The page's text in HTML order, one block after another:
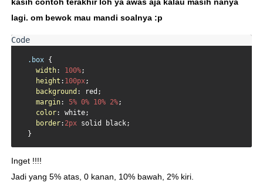
kasih contoh terakhir loh ya awas aja kalau masih nanya
lagi. om bewok mau mandi soalnya :p
.box {
width: 100%;
height : 100px;
background : red;
margin: 5% 0% 10% 2%;
color: white;
border: 2px solid black;
  }
Inget !!!!
Jadi yang 5% atas, 0 kanan, 10% bawah, 2% kiri.